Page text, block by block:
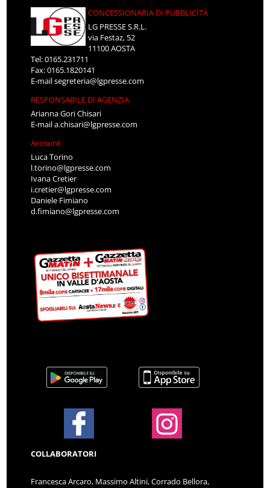
CONCESSIONARIA DI PUBBLICITÀ
LG PRESSE S.R.L.
via Festaz, 52
11100 AOSTA
Tel: 0165.231711
Fax: 0165.1820141
E-mailsegreteria@lgpresse.com
RESPONSABILE DI AGENZIA
Arianna Gori Chisari
E-maila.chisari@lgpresse.com
Account
Luca Torino
l.torino@lgpresse.com
Ivana Cretier
i.cretier@lgpresse.com
Daniele Fimiano
d.fimiano@lgpresse.com
COLLABORATORI
Francesca Arcaro, Massimo Altini, Corrado Bellora,